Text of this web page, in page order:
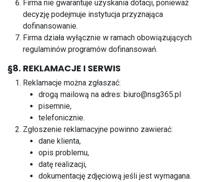
Firma nie gwarantuje uzyskania dotacji, ponieważ
decyzję podejmuje instytucja przyznająca
dofinansowanie.
Firma działa wyłącznie w ramach obowiązujących
regulaminów programów dofinansowań.
§8. REKLAMACJE I SERWIS
Reklamacje można zgłaszać:
drogą mailową na adres: biuro@nsg365.pl
pisemnie,
telefonicznie.
Zgłoszenie reklamacyjne powinno zawierać:
dane klienta,
opis problemu,
datę realizacji,
dokumentację zdjęciową jeśli jest wymagana.